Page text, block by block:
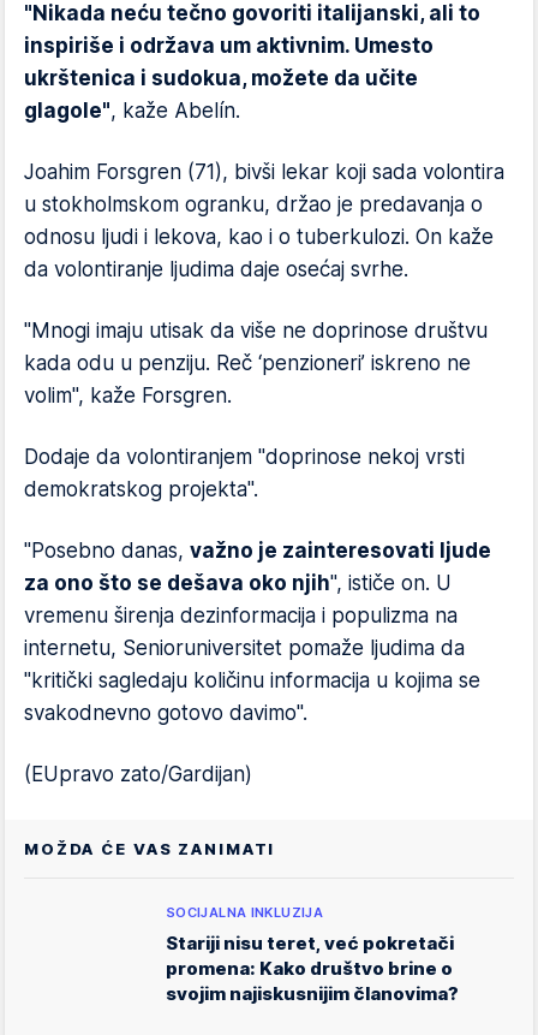
"Nikada neću tečno govoriti italijanski, ali to
inspiriše i održava um aktivnim. Umesto
ukrštenica i sudokua, možete da učite
glagole", kaže Abelín.
Joahim Forsgren (71), bivši lekar koji sada volontira
u stokholmskom ogranku, držao je predavanja o
odnosu ljudi i lekova, kao i o tuberkulozi. On kaže
da volontiranje ljudima daje osećaj svrhe.
"Mnogi imaju utisak da više ne doprinose društvu
kada odu u penziju. Reč ‘penzioneri’ iskreno ne
volim", kaže Forsgren.
Dodaje da volontiranjem "doprinose nekoj vrsti
demokratskog projekta".
"Posebno danas, važno je zainteresovati ljude
za ono što se dešava oko njih", ističe on. U
vremenu širenja dezinformacija i populizma na
internetu, Senioruniversitet pomaže ljudima da
"kritički sagledaju količinu informacija u kojima se
svakodnevno gotovo davimo".
(EUpravo zato/Gardijan)
MOŽDA ĆE VAS ZANIMATI
SOCIJALNA INKLUZIJA
Stariji nisu teret, već pokretači
promena: Kako društvo brine o
svojim najiskusnijim članovima?